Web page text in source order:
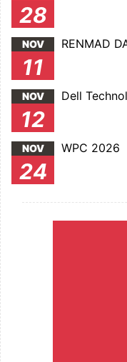
28
NOV
11
RENMAD
NOV
12
Dell
NOV
24
WPC 2026